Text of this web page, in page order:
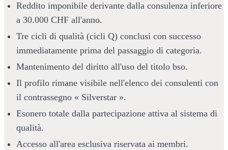
Reddito imponibile derivante dalla consulenza inferiore
a 30.000 CHF all'anno.
Tre cicli di qualità (cicli Q) conclusi con successo
immediatamente prima del passaggio di categoria.
Mantenimento del diritto all'uso del titolo bso.
Il profilo rimane visibile nell'elenco dei consulenti con
il contrassegno « Silverstar ».
Esonero totale dalla partecipazione attiva al sistema di
qualità.
Accesso all'area esclusiva riservata ai membri.